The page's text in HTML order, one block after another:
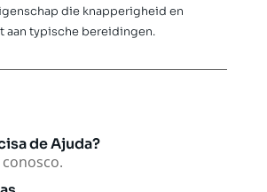
die knapperigheid en
aan typische bereidingen.
de Ajuda?
conosco.